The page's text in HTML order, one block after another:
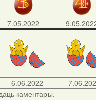
7.05.2022
6.06.2022
каментары.